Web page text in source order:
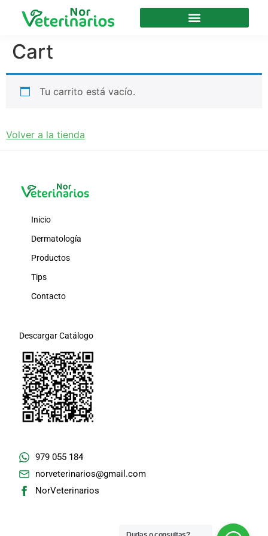
Cart
Tu carrito está vacío.
Volver a la tienda
Inicio
Dermatología
Productos
Tips
Contacto
Descargar Catálogo
979 055 184
norveterinarios@gmail.com
NorVeterinarios